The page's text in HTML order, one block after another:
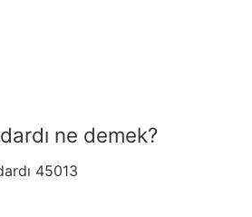
ne demek?
45013